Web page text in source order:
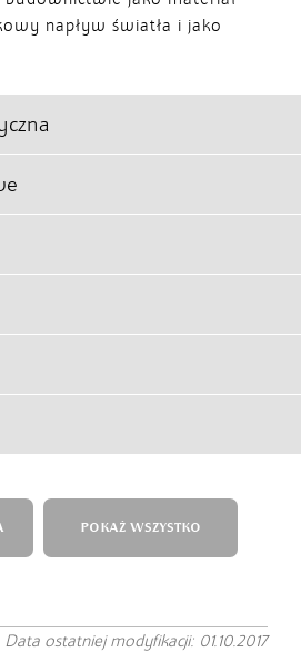
Autorzy
napływ światła i jako
POKAŻ WSZYSTKO
Data ostatniej modyfikacji: 01.10.2017